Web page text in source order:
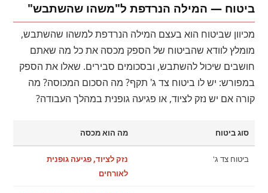
ביטוח — המילה הנרדפת ל"משהו שהשתבש"
מכיוון שביטוח הוא בעצם המילה הנרדפת למשהו שהשתבש,
מומלץ לוודא שהביטוח של הספק מכסה את כל מה שאתם
חושבים שיכול להשתבש, ובסכומים סבירים. שאלו את הספק
במפורש: יש לו ביטוח צד ג' תקף? מה הסכום המכוסה? מה
קורה אם יש נזק לציוד, או פגיעה גופנית במהלך העבודה?
סוג ביטוח מה הוא מכסה
ביטוח צד ג'
נזק לציוד, פגיעה גופנית
לאורחים